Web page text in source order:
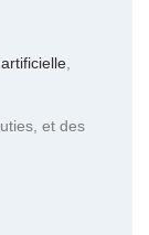
,
et des